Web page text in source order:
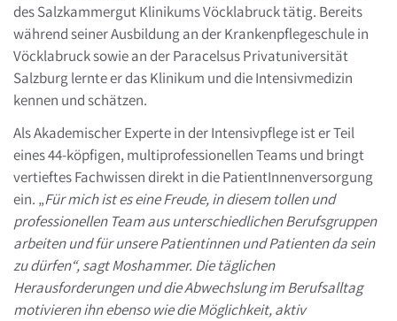
des Salzkammergut Klinikums Vöcklabruck tätig. Bereits
während seiner Ausbildung an der Krankenpflegeschule in
Vöcklabruck sowie an der Paracelsus Privatuniversität
Salzburg lernte er das Klinikum und die Intensivmedizin
kennen und schätzen.
Als Akademischer Experte in der Intensivpflege ist er Teil
eines 44-köpfigen, multiprofessionellen Teams und bringt
vertieftes Fachwissen direkt in die PatientInnenversorgung
ein. „Für mich ist es eine Freude, in diesem tollen und
professionellen Team aus unterschiedlichen Berufsgruppen
arbeiten und für unsere Patientinnen und Patienten da sein
zu dürfen“, sagt Moshammer. Die täglichen
Herausforderungen und die Abwechslung im Berufsalltag
motivieren ihn ebenso wie die Möglichkeit, aktiv